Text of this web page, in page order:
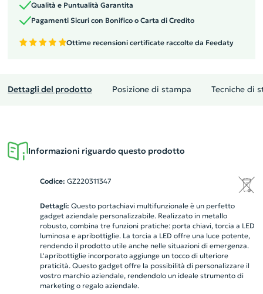
Qualità e Puntualità Garantita
Pagamenti Sicuri con Bonifico o Carta di Credito
Ottime recensioni certificate raccolte da Feedaty
Dettagli del prodotto Posizione di stampa Tecniche di
Informazioni riguardo questo prodotto
Codice: GZ220311347
Dettagli: Questo portachiavi multifunzionale è un perfetto
gadget aziendale personalizzabile. Realizzato in metallo
robusto, combina tre funzioni pratiche: porta chiavi, torcia a LED
luminosa e apribottiglie. La torcia a LED offre una luce potente,
rendendo il prodotto utile anche nelle situazioni di emergenza.
L'apribottiglie incorporato aggiunge un tocco di ulteriore
praticità. Questo gadget offre la possibilità di personalizzare il
vostro marchio aziendale, rendendolo un ideale strumento di
marketing o regalo aziendale.